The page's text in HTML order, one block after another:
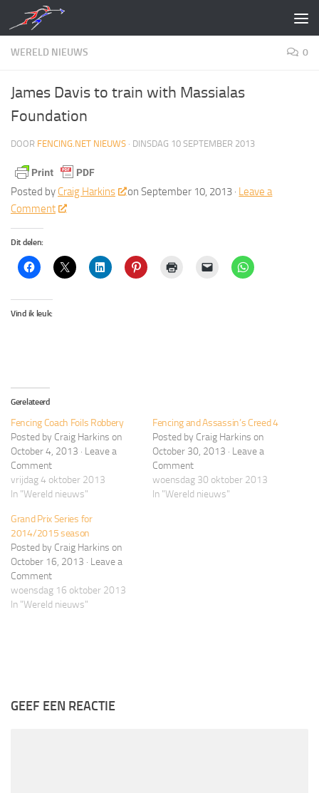
Doorgaan naar inhoud
WERELD NIEUWS 0
James Davis to train with Massialas
Foundation
DOOR FENCING.NET NIEUWS · DINSDAG 10 SEPTEMBER 2013
Posted by Craig Harkins on September 10, 2013 · Leave a
Comment
Dit delen:
Vind ik leuk:
Gerelateerd
Fencing Coach Foils Robbery
Posted by Craig Harkins on
October 4, 2013 · Leave a
Comment
vrijdag 4 oktober 2013
In "Wereld nieuws"
Fencing and Assassin’s Creed 4
Posted by Craig Harkins on
October 30, 2013 · Leave a
Comment
woensdag 30 oktober 2013
In "Wereld nieuws"
Grand Prix Series for
2014/2015 season
Posted by Craig Harkins on
October 16, 2013 · Leave a
Comment
woensdag 16 oktober 2013
In "Wereld nieuws"
GEEF EEN REACTIE